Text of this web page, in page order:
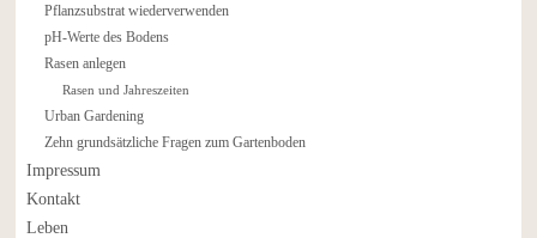
Pflanzsubstrat wiederverwenden
pH-Werte des Bodens
Rasen anlegen
Rasen und Jahreszeiten
Urban Gardening
Zehn grundsätzliche Fragen zum Gartenboden
Impressum
Kontakt
Leben